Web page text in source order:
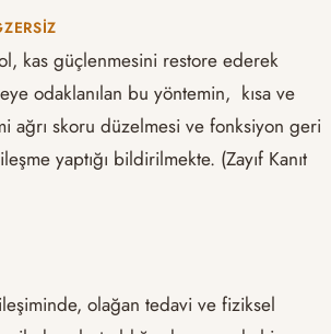
kas güçlenmesini restore ederek
odaklanılan bu yöntemin, kısa ve
ağrı skoru düzelmesi ve fonksiyon geri
yaptığı bildirilmekte. (Zayıf Kanıt
olağan tedavi ve fiziksel